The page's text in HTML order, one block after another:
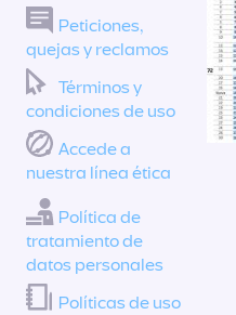
Peticiones,
quejas y reclamos
Términos y
condiciones de uso
Accede a
nuestra línea ética
Política de
tratamiento de
datos personales
Políticas de uso